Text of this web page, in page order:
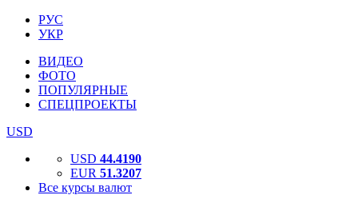
РУС
УКР
ВИДЕО
ФОТО
ПОПУЛЯРНЫЕ
СПЕЦПРОЕКТЫ
USD
USD 44.4190
EUR 51.3207
Все курсы валют